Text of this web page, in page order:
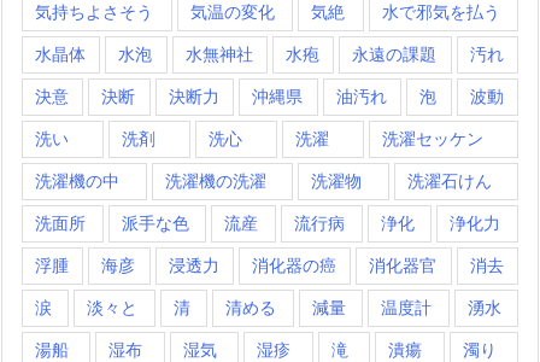
気持ちよさそう 気温の変化 気絶 水で邪気を払う
水晶体 水泡 水無神社 水疱 永遠の課題 汚れ
決意 決断 決断力 沖縄県 油汚れ 泡 波動
洗い 洗剤 洗心 洗濯 洗濯セッケン
洗濯機の中 洗濯機の洗濯 洗濯物 洗濯石けん
洗面所 派手な色 流産 流行病 浄化 浄化力
浮腫 海彦 浸透力 消化器の癌 消化器官 消去
涙 淡々と 清 清める 減量 温度計 湧水
湯船 湿布 湿気 湿疹 滝 潰瘍 濁り